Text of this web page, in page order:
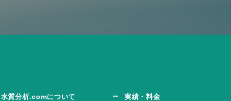
水質分析.comについて 実績・料金